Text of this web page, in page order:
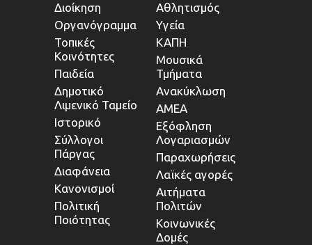
Διοίκηση
Οργανόγραμμα
Τοπικές
Κοινότητες
Παιδεία
Δημοτικό
Λιμενικό Ταμείο
Ιστορικό
Σύλλογοι
Πάργας
Διαφάνεια
Κανονισμοί
Πολιτική
Ποιότητας
Αθλητισμός
Υγεία
ΚΑΠΗ
Μουσικά
Τμήματα
Ανακύκλωση
ΑΜΕΑ
Εξόφληση
Λογαριασμών
Παραχωρήσεις
Λαϊκές αγορές
Αιτήματα
Πολιτών
Κοινωνικές
Δομές